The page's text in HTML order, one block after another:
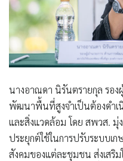
นางอาณดา นิรันตรายกุล รอง
พัฒนาพื้นที่สูงจำเป็นต้องดำเ
และสิ่งแวดล้อม โดย สพวส. มุ่
ประยุกต์ใช้ในการปรับระบบ
สังคมของแต่ละชุมชน ส่งเสริ